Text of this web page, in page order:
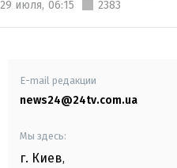
29 июля, 06:15 2383
E-mail редакции
news24@24tv.com.ua
Мы здесь:
г. Киев,